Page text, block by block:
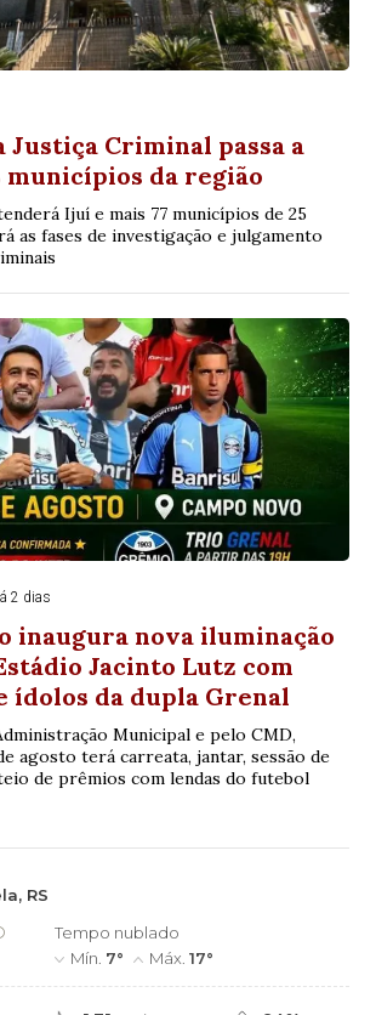
Justiça Criminal passa a
municípios da região
Ijuí e mais 77 municípios de 25
as fases de investigação e julgamento
2 dias
inaugura nova iluminação
Jacinto Lutz com
ídolos da dupla Grenal
Municipal e pelo CMD,
agosto terá carreata, jantar, sessão de
de prêmios com lendas do futebol
RS
Tempo nublado
Mín. 7° Máx.17°